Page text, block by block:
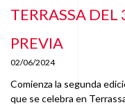
TERRASSA
PREVIA
02/06/2024
Comienza la segunda
que se celebra en